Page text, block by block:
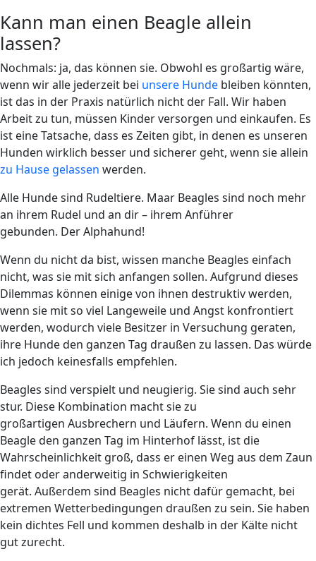
Kann man einen Beagle allein
lassen?
Nochmals: ja, das können sie. Obwohl es großartig wäre,
wenn wir alle jederzeit bei unsere Hunde bleiben könnten,
ist das in der Praxis natürlich nicht der Fall. Wir haben
Arbeit zu tun, müssen Kinder versorgen und einkaufen. Es
ist eine Tatsache, dass es Zeiten gibt, in denen es unseren
Hunden wirklich besser und sicherer geht, wenn sie allein
zu Hause gelassen werden.
Alle Hunde sind Rudeltiere. Maar Beagles sind noch mehr
an ihrem Rudel und an dir – ihrem Anführer
gebunden. Der Alphahund!
Wenn du nicht da bist, wissen manche Beagles einfach
nicht, was sie mit sich anfangen sollen. Aufgrund dieses
Dilemmas können einige von ihnen destruktiv werden,
wenn sie mit so viel Langeweile und Angst konfrontiert
werden, wodurch viele Besitzer in Versuchung geraten,
ihre Hunde den ganzen Tag draußen zu lassen. Das würde
ich jedoch keinesfalls empfehlen.
Beagles sind verspielt und neugierig. Sie sind auch sehr
stur. Diese Kombination macht sie zu
großartigen Ausbrechern und Läufern. Wenn du einen
Beagle den ganzen Tag im Hinterhof lässt, ist die
Wahrscheinlichkeit groß, dass er einen Weg aus dem Zaun
findet oder anderweitig in Schwierigkeiten
gerät. Außerdem sind Beagles nicht dafür gemacht, bei
extremen Wetterbedingungen draußen zu sein. Sie haben
kein dichtes Fell und kommen deshalb in der Kälte nicht
gut zurecht.